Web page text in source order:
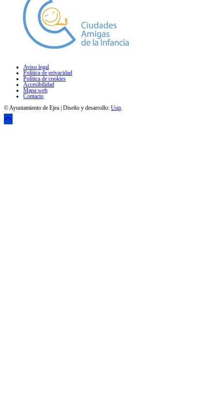
Aviso legal
Política de privacidad
Política de cookies
Accesibilidad
Mapa web
Contacto
© Ayuntamiento de Ejea | Diseño y desarrollo: Uup.